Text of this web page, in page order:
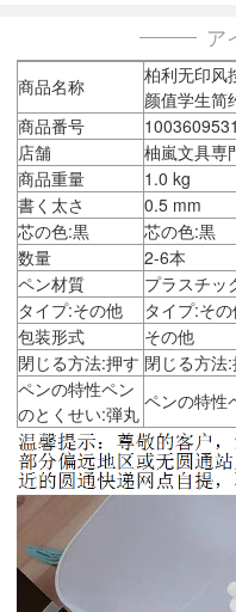
ア
商品名称
柏利无印风
颜值学生简
商品番号
店舗
柚嵐文具専
商品重量
1.0 kg
書く太さ
0.5 mm
芯の色:黒
芯の色:黒
数量
2-6本
ペン材質
プラスチッ
タイプ:その他
タイプ:そ
包装形式
その他
閉じる方法:押す 閉じる方法
ペンの特性ペン
のとくせい:弾丸
ペンの特性